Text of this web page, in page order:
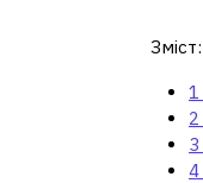
Зміст:
1
2
3
4